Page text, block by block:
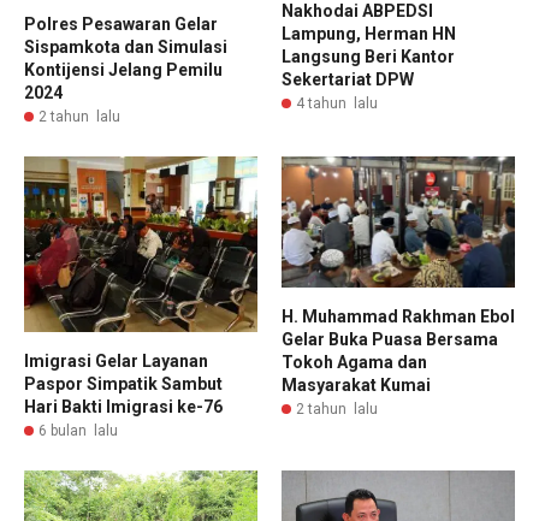
Polres Pesawaran Gelar
Sispamkota dan Simulasi
Kontijensi Jelang Pemilu
2024
2 tahun lalu
Nakhodai ABPEDSI
Lampung, Herman HN
Langsung Beri Kantor
Sekertariat DPW
4 tahun lalu
Imigrasi Gelar Layanan
Paspor Simpatik Sambut
Hari Bakti Imigrasi ke-76
6 bulan lalu
H. Muhammad Rakhman Ebol
Gelar Buka Puasa Bersama
Tokoh Agama dan
Masyarakat Kumai
2 tahun lalu